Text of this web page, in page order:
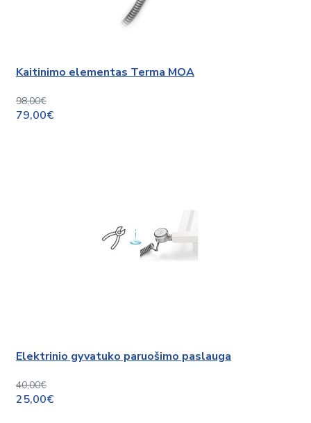
Kaitinimo elementas Terma MOA
98,00€
79,00€
Elektrinio gyvatuko paruošimo paslauga
40,00€
25,00€